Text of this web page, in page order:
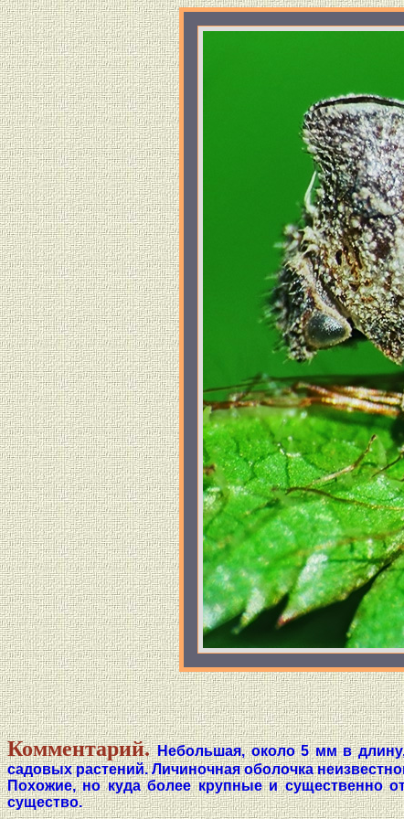
Комментарий.Небольшая, около 5 мм в
садовых растений. Личиночная оболочка
Похожие, но куда более крупные и существенно
существо.